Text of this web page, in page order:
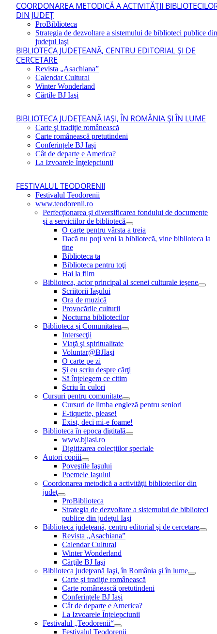
COORDONAREA METODICĂ A ACTIVITĂŢII
DIN JUDEŢ
ProBiblioteca
Strategia de dezvoltare a sistemului de biblioteci publice din
judeţul Iaşi
BIBLIOTECA JUDEŢEANĂ, CENTRU EDITORIAL ŞI DE
CERCETARE
Revista „Asachiana”
Calendar Cultural
Winter Wonderland
Cărţile BJ Iaşi
BIBLIOTECA JUDEŢEANĂ IAŞI, ÎN ROMÂNIA ŞI ÎN LUME
Carte şi tradiţie românească
Carte românească pretutindeni
Conferințele BJ Iași
Cât de departe e America?
La Izvoarele Înţelepciunii
FESTIVALUL TEODORENII
Festivalul Teodorenii
www.teodorenii.ro
Perfecţionarea şi diversificarea fondului de documente
şi a serviciilor de bibliotecă
O carte pentru vârsta a treia
Dacă nu poţi veni la bibliotecă, vine biblioteca la
tine
Biblioteca ta
Biblioteca pentru toţi
Hai la film
Biblioteca, actor principal al scenei culturale ieşene
Scriitorii Iaşului
Ora de muzică
Provocările culturii
Nocturna bibliotecilor
Biblioteca și Comunitatea
Intersecţii
Viaţă şi spiritualitate
Voluntar@BJIaşi
O carte pe zi
Şi eu scriu despre cărţi
Să înţelegem ce citim
Scriu în culori
Cursuri pentru comunitate
Cursuri de limba engleză pentru seniori
E-tiquette, please!
Exist, deci mi-e foame!
Biblioteca în epoca digitală
www.bjiasi.ro
Digitizarea colecţiilor speciale
Autori copiii
Poveştile Iaşului
Poemele Iaşului
Coordonarea metodică a activităţii bibliotecilor din
judeţ
ProBiblioteca
Strategia de dezvoltare a sistemului de biblioteci
publice din judeţul Iaşi
Biblioteca judeţeană, centru editorial şi de cercetare
Revista „Asachiana”
Calendar Cultural
Winter Wonderland
Cărţile BJ Iaşi
Biblioteca judeţeană Iaşi, în România şi în lume
Carte şi tradiţie românească
Carte românească pretutindeni
Conferințele BJ Iași
Cât de departe e America?
La Izvoarele Înţelepciunii
Festivalul „Teodorenii“
Festivalul Teodorenii